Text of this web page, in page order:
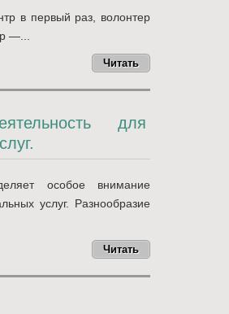
в первый раз, волонтер
—...
Читать
для
особое внимание
услуг. Разнообразие
Читать